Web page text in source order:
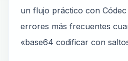
un flujo práctico con
errores más frecuentes
«base64 codificar con